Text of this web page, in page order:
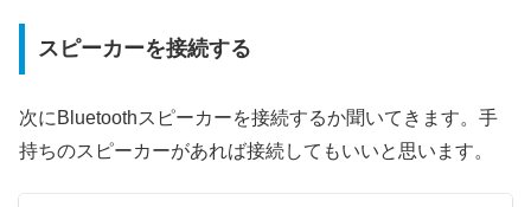
スピーカーを接続する
次にBluetoothスピーカーを接続するか聞いてきます。手
持ちのスピーカーがあれば接続してもいいと思います。